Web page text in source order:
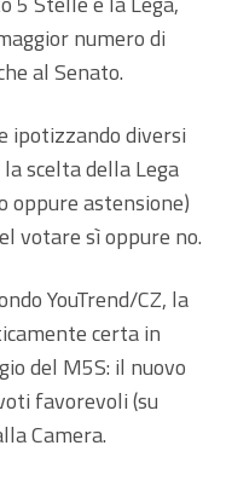
numero di
al Senato.
ipotizzando diversi
scelta della Lega
oppure astensione)
votare sì oppure no.
YouTrend/CZ, la
certa in
del M5S: il nuovo
favorevoli (su
Camera.